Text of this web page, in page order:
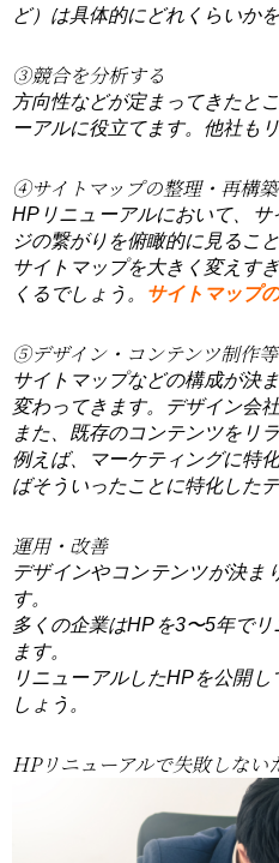
ど）は具体的にどれくらいか
③競合を分析する
方向性などが定まってきたとこ
ーアルに役立てます。他社も
④サイトマップの整理・再構築
HPリニューアルにおいて、
ジの繋がりを俯瞰的に見るこ
サイトマップを大きく変えす
くるでしょう。
サイトマップ
⑤デザイン・コンテンツ制作等
サイトマップなどの構成が決
変わってきます。デザイン会
また、既存のコンテンツをリ
例えば、マーケティングに特
ばそういったことに特化した
運用・改善
デザインやコンテンツが決ま
す。
多くの企業はHPを3〜5年で
ます。
リニューアルしたHPを公開
しょう。
HPリニューアルで失敗しない